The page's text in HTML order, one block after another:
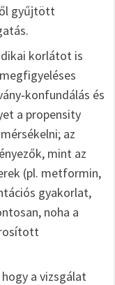
gyűjtött
korlátot is
és
a propensity
az
mint az
(pl. metformin,
gyakorlat,
noha a
a vizsgálat